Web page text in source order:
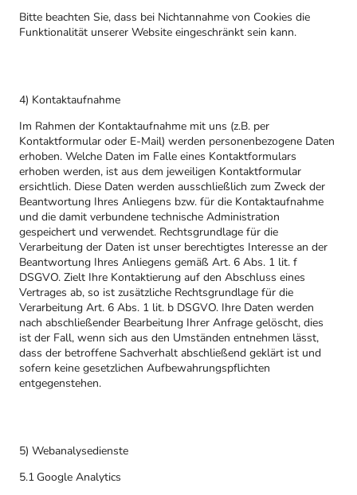
Bitte beachten Sie, dass bei Nichtannahme von Cookies die
Funktionalität unserer Website eingeschränkt sein kann.
4) Kontaktaufnahme
Im Rahmen der Kontaktaufnahme mit uns (z.B. per
Kontaktformular oder E-Mail) werden personenbezogene Daten
erhoben. Welche Daten im Falle eines Kontaktformulars
erhoben werden, ist aus dem jeweiligen Kontaktformular
ersichtlich. Diese Daten werden ausschließlich zum Zweck der
Beantwortung Ihres Anliegens bzw. für die Kontaktaufnahme
und die damit verbundene technische Administration
gespeichert und verwendet. Rechtsgrundlage für die
Verarbeitung der Daten ist unser berechtigtes Interesse an der
Beantwortung Ihres Anliegens gemäß Art. 6 Abs. 1 lit. f
DSGVO. Zielt Ihre Kontaktierung auf den Abschluss eines
Vertrages ab, so ist zusätzliche Rechtsgrundlage für die
Verarbeitung Art. 6 Abs. 1 lit. b DSGVO. Ihre Daten werden
nach abschließender Bearbeitung Ihrer Anfrage gelöscht, dies
ist der Fall, wenn sich aus den Umständen entnehmen lässt,
dass der betroffene Sachverhalt abschließend geklärt ist und
sofern keine gesetzlichen Aufbewahrungspflichten
entgegenstehen.
5) Webanalysedienste
5.1 Google Analytics